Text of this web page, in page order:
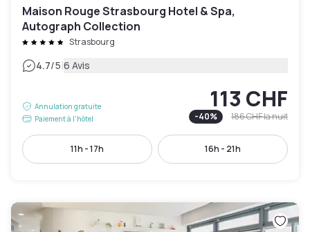
Maison Rouge Strasbourg Hotel & Spa,
Autograph Collection
Strasbourg
4.7/5|6 Avis
Annulation gratuite
Paiement à l'hôtel
113 CHF
-40% 186 CHFla nuit
11h - 17h 16h - 21h